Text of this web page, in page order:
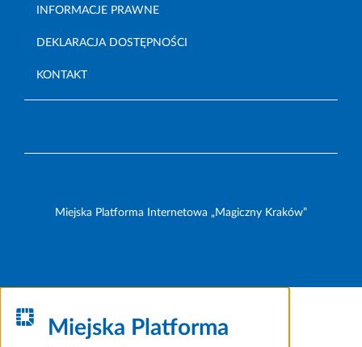
INFORMACJE PRAWNE
DEKLARACJA DOSTĘPNOŚCI
KONTAKT
Miejska Platforma Internetowa „Magiczny Kraków”
Miejska Platforma